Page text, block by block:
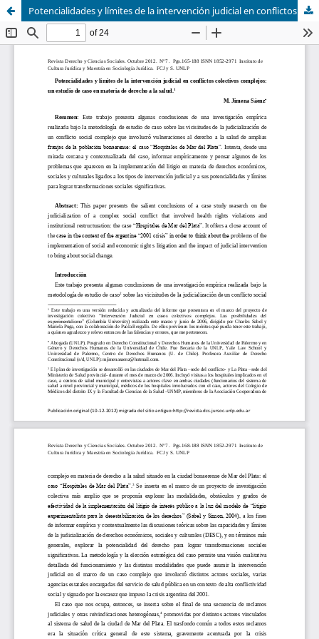
Potencialidades y límites de la intervención judicial en conflictos colectivos complejos: un estudio de caso en materia de derecho a la salud